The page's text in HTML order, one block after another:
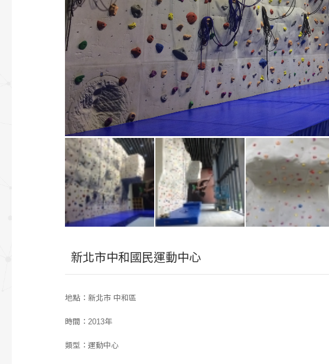
新北市中和國民運動中心
地點：新北市 中和區
時間：2013年
類型：運動中心